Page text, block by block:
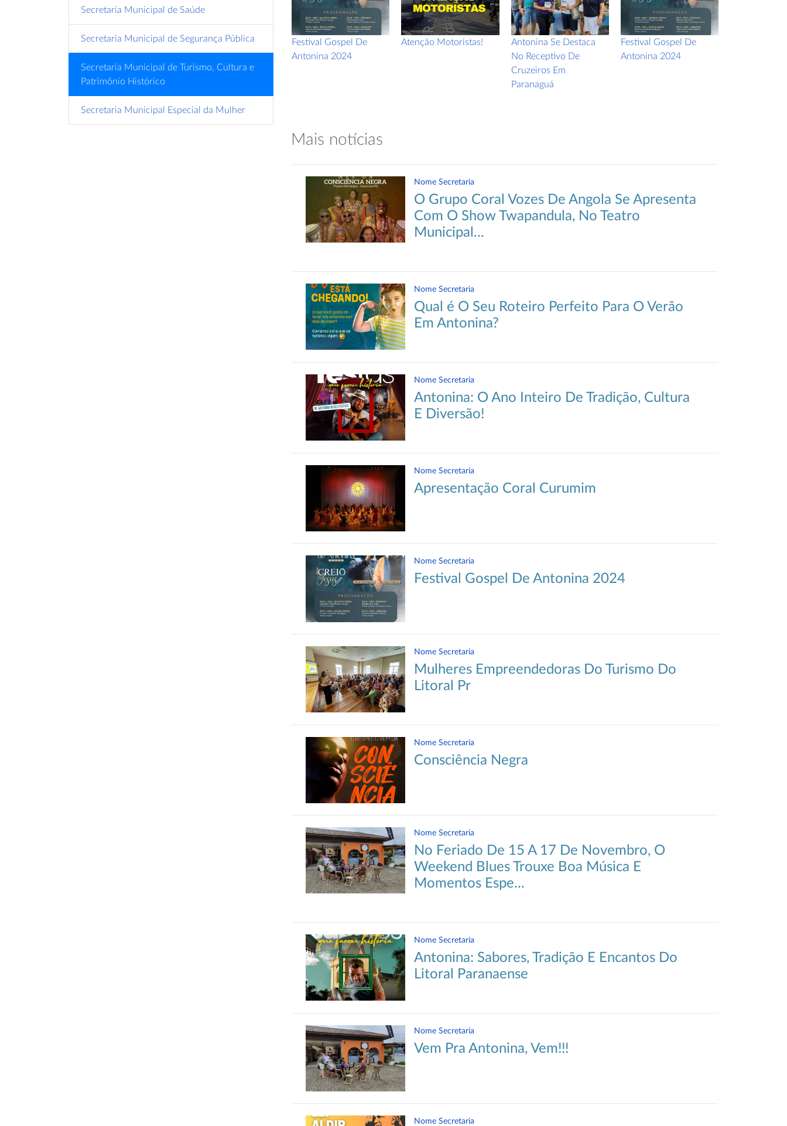
Secretaria Municipal de Saúde
Secretaria Municipal de Segurança Pública
Secretaria Municipal de Turismo, Cultura e
Patrimônio Histórico
Secretaria Municipal Especial da Mulher
Atenção Motoristas!
Antonina Se Destaca
Cruzeiros Em
Festival Gospel De
Antonina 2024
Atenção Motoristas!
Antonina Se Destaca
No Receptivo De
Cruzeiros Em
Paranaguá
Festival Gospel De
Antonina 2024
Mais notícias
Nome Secretaria
O Grupo Coral Vozes De Angola Se Apresenta
Com O Show Twapandula, No Teatro
Municipal...
Nome Secretaria
Qual é O Seu Roteiro Perfeito Para O Verão
Em Antonina?
Nome Secretaria
Antonina: O Ano Inteiro De Tradição, Cultura
E Diversão!
Nome Secretaria
Apresentação Coral Curumim
Nome Secretaria
Festival Gospel De Antonina 2024
Nome Secretaria
Mulheres Empreendedoras Do Turismo Do
Litoral Pr
Nome Secretaria
Consciência Negra
Nome Secretaria
No Feriado De 15 A 17 De Novembro, O
Weekend Blues Trouxe Boa Música E
Momentos Espe...
Nome Secretaria
Antonina: Sabores, Tradição E Encantos Do
Litoral Paranaense
Nome Secretaria
Vem Pra Antonina, Vem!!!
Nome Secretaria